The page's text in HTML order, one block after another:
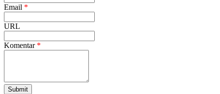
Email *
URL
Komentar *
Submit